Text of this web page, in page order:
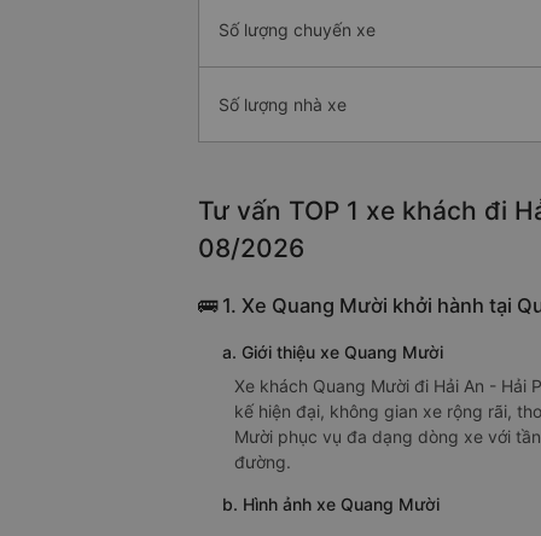
Số lượng chuyến xe
Số lượng nhà xe
Tư vấn TOP 1 xe khách đi
08/2026
🚌 1. Xe Quang Mười khởi hành tại
a. Giới thiệu xe Quang Mười
Xe khách Quang Mười đi Hải An -
kế hiện đại, không gian xe rộng rãi,
Mười phục vụ đa dạng dòng xe với
đường.
b. Hình ảnh xe Quang Mười